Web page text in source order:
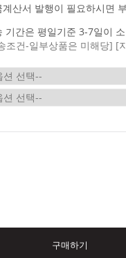
계산서 발행이 필요하시면
기간은 평일기준 3-7일이
조건-일부상품은 미해당] [
구매하기